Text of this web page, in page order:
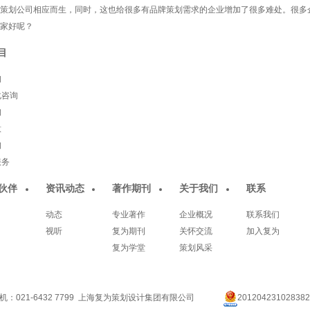
划公司相应而生，同时，这也给很多有品牌策划需求的企业增加了很多难处。很
好呢？
询
伴 资讯动态
动态
视听
著作期刊
专业著作
复为期刊
复为学堂
关于我们
企业概况
关怀交流
策划风采
联系
联系我们
加入复为
：021-6432 7799 上海复为策划设计集团有限公司